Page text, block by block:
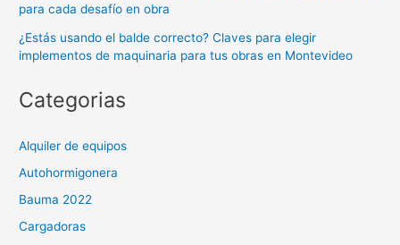
para cada desafío en obra
¿Estás usando el balde correcto? Claves para elegir
implementos de maquinaria para tus obras en Montevideo
Categorias
Alquiler de equipos
Autohormigonera
Bauma 2022
Cargadoras